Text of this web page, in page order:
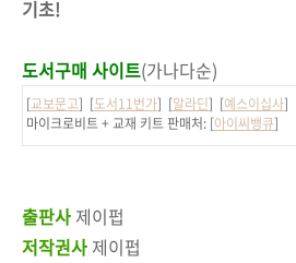
기초!
도서구매 사이트(가나다순)
[교보문고] [도서11번가] [알라딘] [예스이십사]
마이크로비트 + 교재 키트 판매처: [아이씨뱅큐]
출판사 제이펍
저작권사 제이펍